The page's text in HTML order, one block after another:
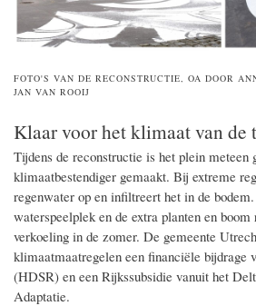
FOTO'S VAN DE RECONSTRUCTIE, OA DOOR
JAN VAN ROOIJ
Klaar voor het klimaat van de
Tijdens de reconstructie is het plein meteen
klimaatbestendiger gemaakt. Bij extreme
regenwater op en infiltreert het in de
waterspeelplek en de extra planten en
verkoeling in de zomer. De gemeente
klimaatmaatregelen een financiële bijdrage
(HDSR) en een Rijkssubsidie vanuit het
Adaptatie.